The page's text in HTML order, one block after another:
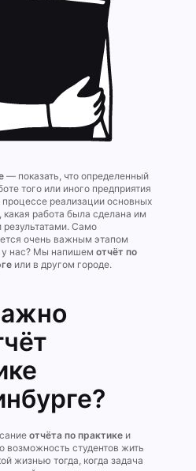
— показать, что определенный
того или иного предприятия
процессе реализации основных
работа была сделана им
Само
очень важным этапом
у нас? Мы напишем отчёт по
или в другом городе.
отчёта по практике и
возможность студентов жить
жизнью тогда, когда задача